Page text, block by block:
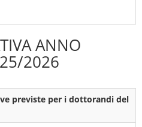
ANNO
2026
previste per i dottorandi del